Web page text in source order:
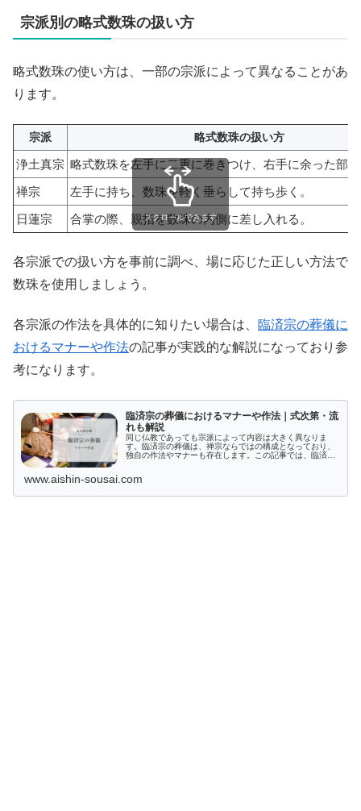
宗派別の略式数珠の扱い方
略式数珠の使い方は、一部の宗派によって異なることがあ
ります。
宗派 略式数珠の扱い方
浄土真宗 略式数珠を左手に二重に巻きつけ、右手に余った部
禅宗
左手に持ち、数珠を軽く垂らして持ち歩く。
日蓮宗
合掌の際、親指を数珠の内側に差し入れる。
スクロールできます
各宗派での扱い方を事前に調べ、場に応じた正しい方法で
数珠を使用しましょう。
各宗派の作法を具体的に知りたい場合は、 臨済宗の葬儀に
おけるマナーや作法の記事が実践的な解説になっており参
考になります。
臨済宗の葬儀におけるマナーや作法｜式次第・流
れも解説
同じ仏教であっても宗派によって内容は大きく異なりま
す。臨済宗の葬儀は、禅宗ならではの構成となっており、
独自の作法やマナーも存在します。この記事では、臨済宗
www.aishin-sousai.com